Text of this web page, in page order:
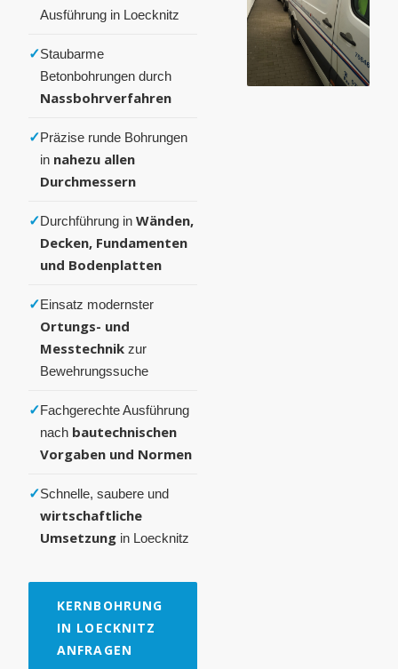
Ausführung in Loecknitz
✓Staubarme
Betonbohrungen durch
Nassbohrverfahren
✓Präzise runde Bohrungen
in nahezu allen
Durchmessern
✓Durchführung in Wänden,
Decken, Fundamenten
und Bodenplatten
✓Einsatz modernster
Ortungs- und
Messtechnik zur
Bewehrungssuche
✓Fachgerechte Ausführung
nach bautechnischen
Vorgaben und Normen
✓Schnelle, saubere und
wirtschaftliche
Umsetzung in Loecknitz
KERNBOHRUNG
IN LOECKNITZ
ANFRAGEN